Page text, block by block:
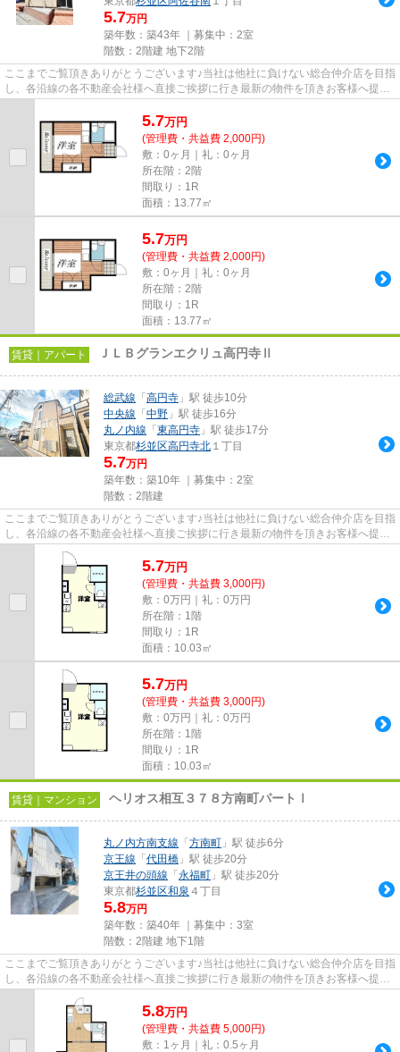
5.7万円
築年数：築43年 ｜募集中： 2室
階数：2階建 地下2階
ここまでご覧頂きありがとうございます♪当社は他社に負けない総合仲介店を目指
し、各沿線の各不動産会社様へ直接ご挨拶に行き最新の物件を頂きお客様へ提供
5.7万円
(管理費・共益費 2,000円)
敷：0ヶ月｜礼：0ヶ月
所在階：2階
間取り：1R
面積：13.77㎡
5.7万円
(管理費・共益費 2,000円)
敷：0ヶ月｜礼：0ヶ月
所在階：2階
間取り：1R
面積：13.77㎡
賃貸｜アパート ＪＬＢグランエクリュ高円寺Ⅱ
総武線 「 高円寺 」駅 徒歩10分
中央線 「 中野 」駅 徒歩16分
丸ノ内線 「 東高円寺 」駅 徒歩17分
東京都杉並区高円寺北 １丁目
5.7万円
築年数：築10年 ｜募集中： 2室
階数：2階建
ここまでご覧頂きありがとうございます♪当社は他社に負けない総合仲介店を目指
し、各沿線の各不動産会社様へ直接ご挨拶に行き最新の物件を頂きお客様へ提供
しております！最新の情報は...
5.7万円
(管理費・共益費 3,000円)
敷：0万円｜礼：0万円
所在階：1階
間取り：1R
面積：10.03㎡
5.7万円
(管理費・共益費 3,000円)
敷：0万円｜礼：0万円
所在階：1階
間取り：1R
面積：10.03㎡
賃貸｜マンション ヘリオス相互３７８方南町パートⅠ
丸ノ内方南支線 「 方南町 」駅 徒歩6分
京王線 「 代田橋 」駅 徒歩20分
京王井の頭線 「 永福町 」駅 徒歩20分
東京都杉並区和泉 ４丁目
5.8万円
築年数：築40年 ｜募集中： 3室
階数：2階建 地下1階
ここまでご覧頂きありがとうございます♪当社は他社に負けない総合仲介店を目指
し、各沿線の各不動産会社様へ直接ご挨拶に行き最新の物件を頂きお客様へ提供
5.8万円
(管理費・共益費 5,000円)
敷：1ヶ月｜礼：0.5ヶ月